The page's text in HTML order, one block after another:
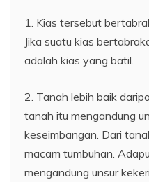
1. Kias tersebut
Jika suatu kias
adalah kias yang batil.
2. Tanah lebih baik
tanah itu mengandung
keseimbangan. Dari
macam tumbuhan.
mengandung unsur